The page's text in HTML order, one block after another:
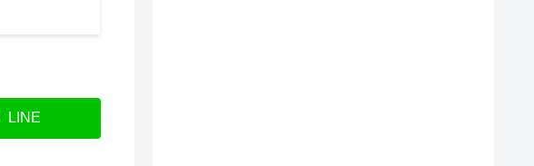
LINE